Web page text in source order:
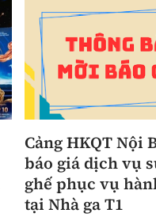
Cảng HKQT Nội
báo giá dịch vụ
ghế phục vụ
tại Nhà ga T1